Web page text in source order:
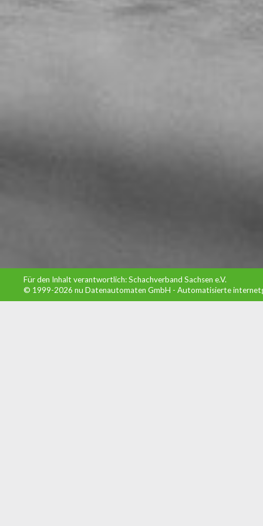
Für den Inhalt verantwortlich: Schachverband Sachsen e.V.
© 1999-2026 nu Datenautomaten GmbH - Automatisierte